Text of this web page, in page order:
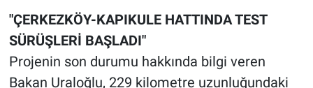
"ÇERKEZKÖY-KAPIKULE HATTINDA TEST
SÜRÜŞLERİ BAŞLADI"
Projenin son durumu hakkında bilgi veren
Bakan Uraloğlu, 229 kilometre uzunluğundaki